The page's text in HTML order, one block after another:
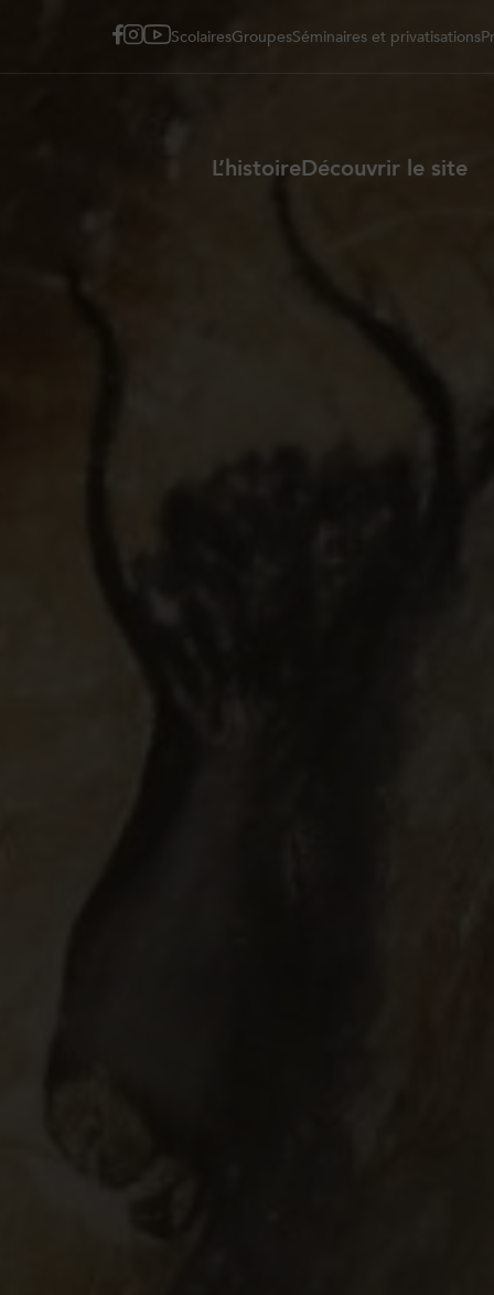
ScolairesGroupesSéminaires et privatisations
L’histoireDécouvrir le site